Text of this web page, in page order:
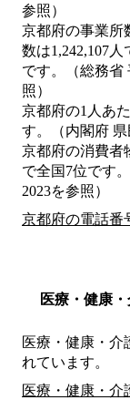
参照）
京都府の事業所
数は1,242,107
です。（総務省
照）
京都府の1人あ
す。（内閣府 県
京都府の消費者
で全国7位です
2023を参照）
京都府の電話番
医療・健康
医療・健康・介
れています。
医療・健康・介